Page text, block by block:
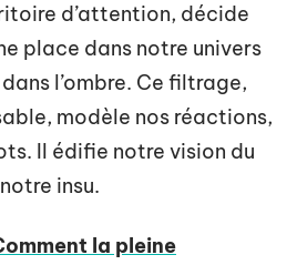
d’attention, décide
place dans notre univers
l’ombre. Ce filtrage,
modèle nos réactions,
Il édifie notre vision du
insu.
la pleine